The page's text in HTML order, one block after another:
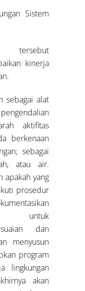
Sistem
tersebut
kinerja
sebagai alat
aktifitas
berkenaan
sebagai
atau air.
apakah yang
prosedur
untuk
dan
menyusun
program
lingkungan
akan